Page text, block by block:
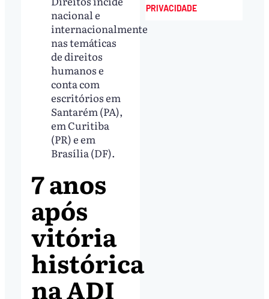
nacional e
internacionalmente
nas temáticas
de direitos
humanos e
conta com
escritórios em
Santarém (PA),
em Curitiba
(PR) e em
Brasília (DF).
7 anos
após
vitória
histórica
na ADI
PRIVACIDADE